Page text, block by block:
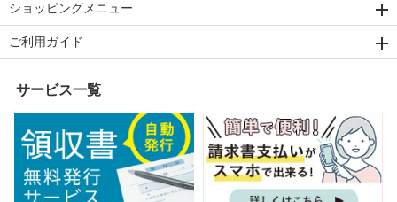
ショッピングメニュー
ご利用ガイド
サービス一覧